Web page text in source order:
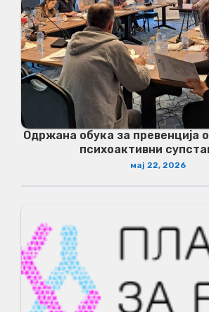
Одржана обука за превенција
психоактивни
мај 22, 2026